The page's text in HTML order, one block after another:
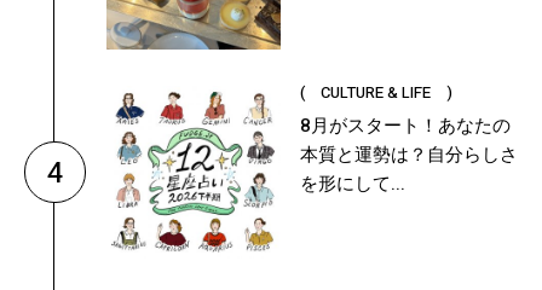
4
( CULTURE & LIFE )
8月がスタート！あなたの
本質と運勢は？自分らしさ
を形にして...